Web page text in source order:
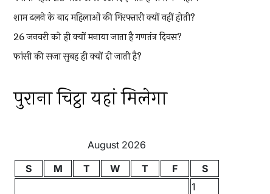
शाम ढलने के बाद महिलाओं की गिरफ्तारी क्यों नहीं होती?
26 जनवरी को ही क्यों मनाया जाता है गणतंत्र दिवस?
फांसी की सजा सुबह ही क्यों दी जाती है?
पुराना चिट्ठा यहां मिलेगा
August 2026
S
M T W T F
S
1